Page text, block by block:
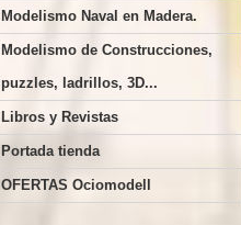
Modelismo Naval en Madera.
Modelismo de Construcciones,
puzzles, ladrillos, 3D...
Libros y Revistas
Portada tienda
OFERTAS Ociomodell